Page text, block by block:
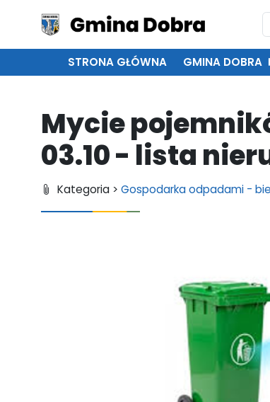
STRONA GŁÓWNA GMINA DOBRA
Mycie
03.10 - lista
Kategoria >Gospodarka odpadami -